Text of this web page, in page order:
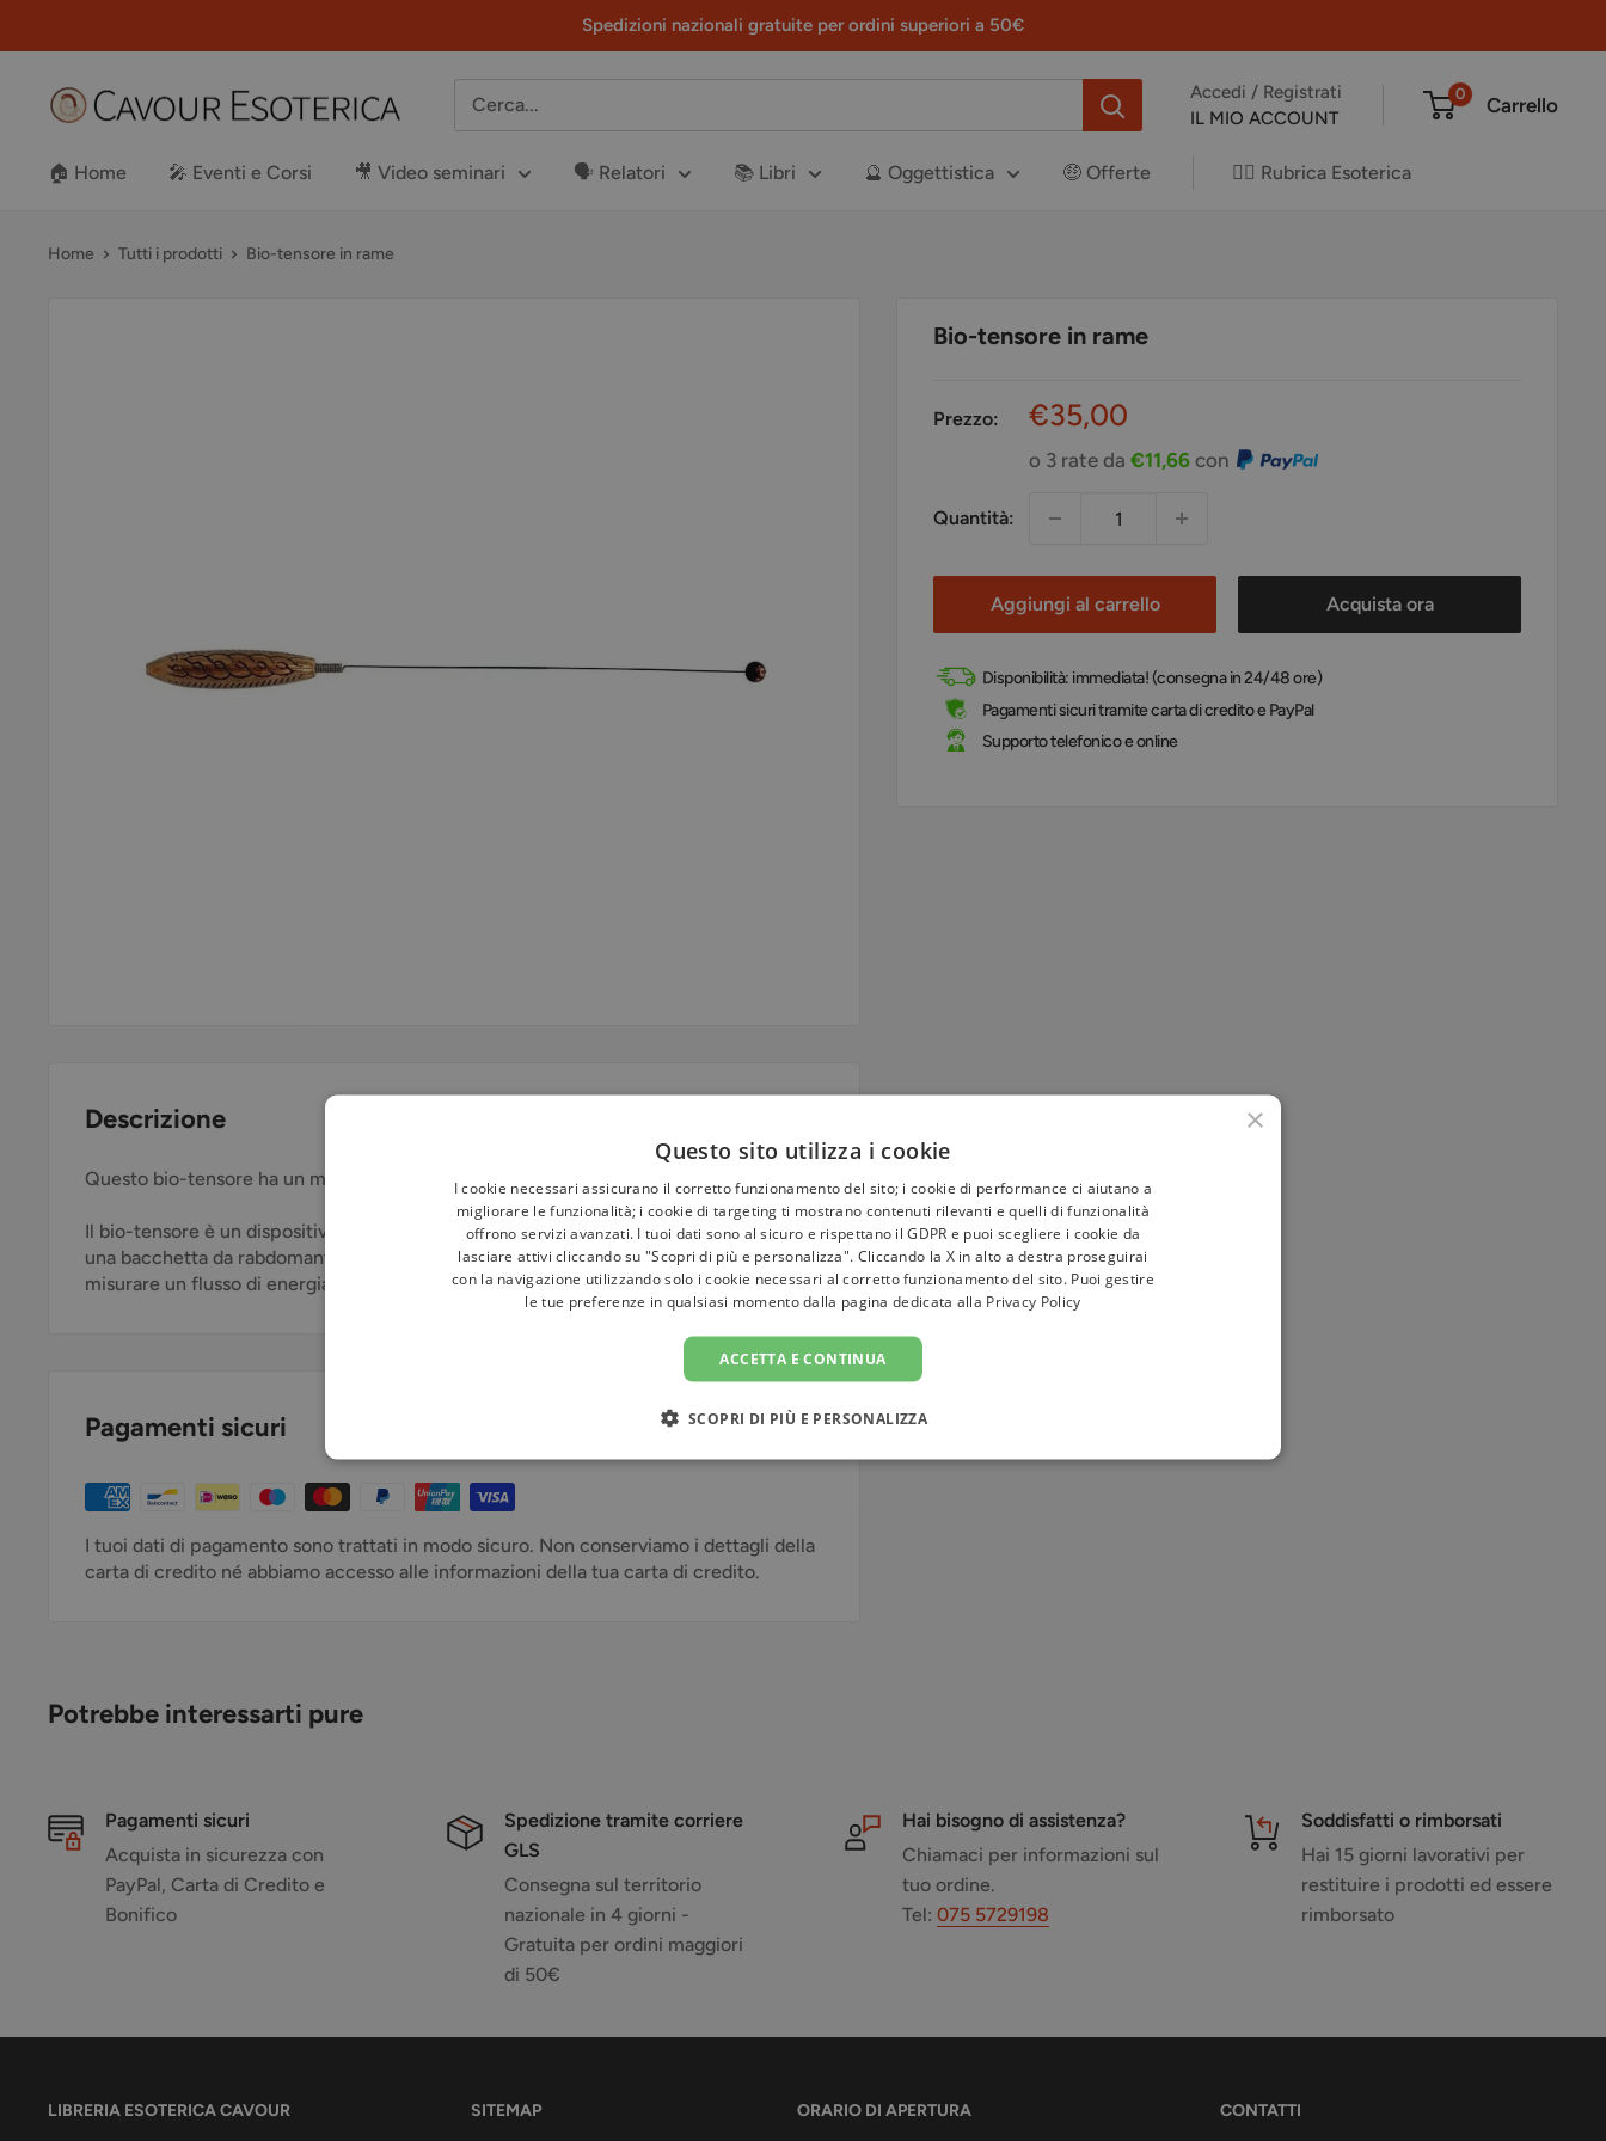
al
contenuto
Spedizioni nazionali gratuite per ordini superiori a 50€
Libreria
Esoterica
Accedi / Registrati
IL MIO ACCOUNT
0 Carrello
🏠 Home 🎤 Eventi e Corsi 🎥 Video seminari 🗣️ Relatori 📚 Libri 🔮 Oggettistica 🤑 Offerte ✍🏻 Rubrica Esoterica
Home Tutti i prodotti Bio-tensore in rame
Bio-tensore in rame
Prezzo:
Prezzo
scontato
€35,00
o 3 rate da€11,66 con
Quantità:
Aggiungi al carrello Acquista ora
Disponibilità: immediata! (consegna in 24/48 ore)
Pagamenti sicuri tramite carta di credito e PayPal
Supporto telefonico e online
Descrizione
Questo bio-tensore ha un manico in rame, misura 30 cm e pesa 104 gr.
Il bio-tensore è un dispositivo per test e misurazione molto sensibile, paragonabile a
una bacchetta da rabdomante o a un pendolo. È un dispositivo bioenergetico, per
misurare un flusso di energia.
Pagamenti sicuri
I tuoi dati di pagamento sono trattati in modo sicuro. Non conserviamo i dettagli della
carta di credito né abbiamo accesso alle informazioni della tua carta di credito.
Potrebbe interessarti pure
Pagamenti sicuri
Acquista in sicurezza con
PayPal, Carta di Credito e
Bonifico
Spedizione tramite corriere
GLS
Consegna sul territorio
nazionale in 4 giorni -
Gratuita per ordini maggiori
di 50€
Hai bisogno di assistenza?
Chiamaci per informazioni sul
tuo ordine.
Tel: 075 5729198
Soddisfatti o rimborsati
Hai 15 giorni lavorativi per
restituire i prodotti ed essere
rimborsato
LIBRERIA ESOTERICA CAVOUR SITEMAP ORARIO DI APERTURA CONTATTI
×
Questo sito utilizza i cookie
I cookie necessari assicurano il corretto funzionamento del sito; i cookie di performance ci aiutano a
migliorare le funzionalità; i cookie di targeting ti mostrano contenuti rilevanti e quelli di funzionalità
offrono servizi avanzati. I tuoi dati sono al sicuro e rispettano il GDPR e puoi scegliere i cookie da
lasciare attivi cliccando su "Scopri di più e personalizza". Cliccando la X in alto a destra proseguirai
con la navigazione utilizzando solo i cookie necessari al corretto funzionamento del sito. Puoi gestire
le tue preferenze in qualsiasi momento dalla pagina dedicata alla Privacy Policy
ACCETTA E CONTINUA
SCOPRI DI PIÙ E PERSONALIZZA